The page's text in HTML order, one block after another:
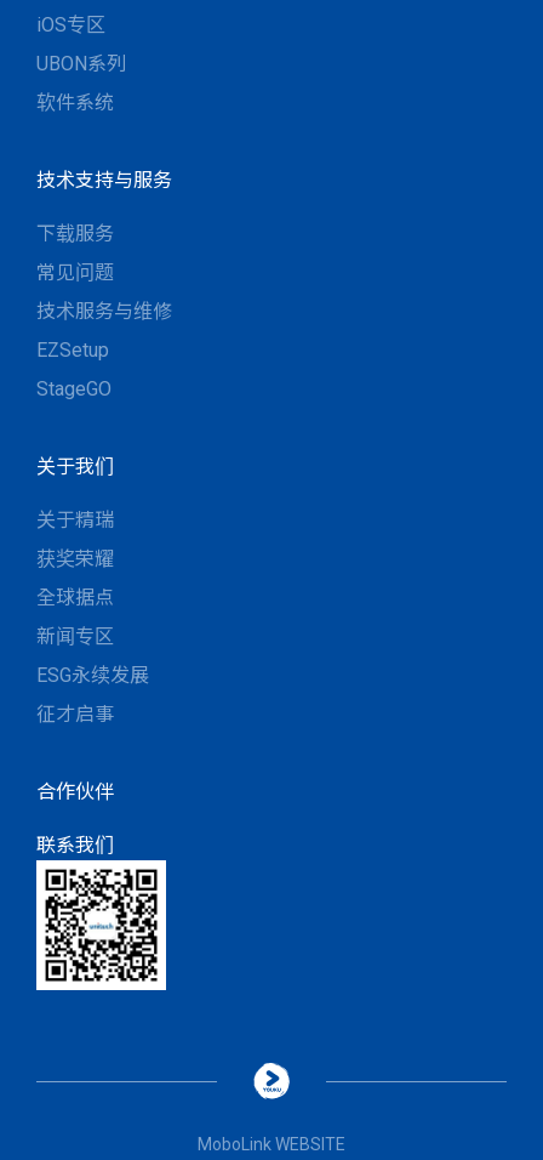
iOS专区
UBON系列
软件系统
技术支持与服务
下载服务
常见问题
技术服务与维修
EZSetup
StageGO
关于我们
关于精瑞
获奖荣耀
全球据点
新闻专区
ESG永续发展
征才启事
合作伙伴
联系我们
MoboLink WEBSITE